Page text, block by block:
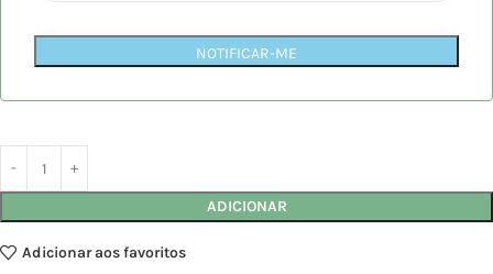
NOTIFICAR-ME
ADICIONAR
Adicionar aos favoritos